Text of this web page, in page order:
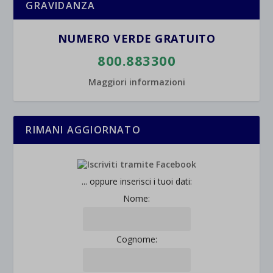
GRAVIDANZA
NUMERO VERDE GRATUITO
800.883300
Maggiori informazioni
RIMANI AGGIORNATO
... oppure inserisci i tuoi dati:
Nome:
Cognome:
wpc*